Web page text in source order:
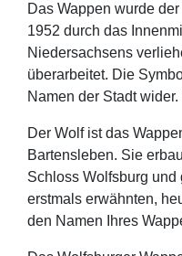
Das Wappen wurde
1952 durch das
Niedersachsens
überarbeitet. Die
Namen der Stadt wider.
Der Wolf ist das
Bartensleben. Sie
Schloss Wolfsburg und
erstmals erwähnten,
den Namen Ihres